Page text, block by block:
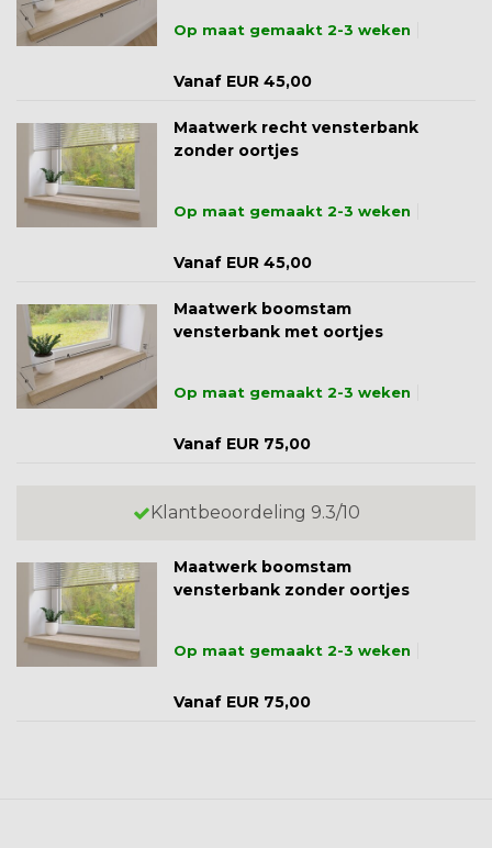
Op maat gemaakt 2-3 weken
Vanaf EUR 45,00
Maatwerk recht vensterbank
zonder oortjes
Op maat gemaakt 2-3 weken
Vanaf EUR 45,00
Maatwerk boomstam
vensterbank met oortjes
Op maat gemaakt 2-3 weken
Vanaf EUR 75,00
Klantbeoordeling 9.3/10
Maatwerk boomstam
vensterbank zonder oortjes
Op maat gemaakt 2-3 weken
Vanaf EUR 75,00